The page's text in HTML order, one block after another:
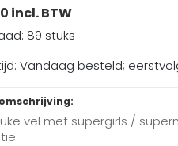
incl. BTW
89 stuks
Vandaag besteld;
vel met supergirls /